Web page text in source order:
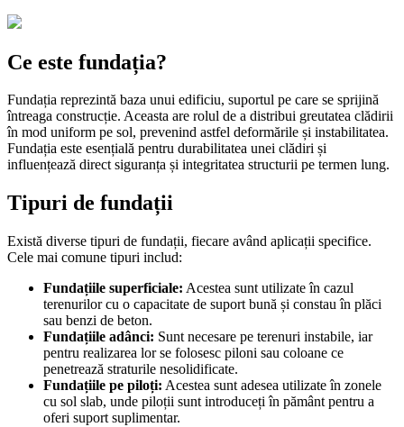
Ce este fundația?
Fundația reprezintă baza unui edificiu, suportul pe care se sprijină
întreaga construcție. Aceasta are rolul de a distribui greutatea clădirii
în mod uniform pe sol, prevenind astfel deformările și instabilitatea.
Fundația este esențială pentru durabilitatea unei clădiri și
influențează direct siguranța și integritatea structurii pe termen lung.
Tipuri de fundații
Există diverse tipuri de fundații, fiecare având aplicații specifice.
Cele mai comune tipuri includ:
Fundațiile superficiale: Acestea sunt utilizate în cazul
terenurilor cu o capacitate de suport bună și constau în plăci
sau benzi de beton.
Fundațiile adânci: Sunt necesare pe terenuri instabile, iar
pentru realizarea lor se folosesc piloni sau coloane ce
penetrează straturile nesolidificate.
Fundațiile pe piloți: Acestea sunt adesea utilizate în zonele
cu sol slab, unde piloții sunt introduceți în pământ pentru a
oferi suport suplimentar.